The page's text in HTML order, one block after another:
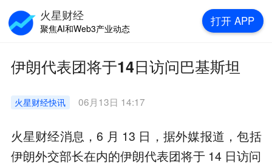
伊朗代表团将于14日访问巴基斯坦
火星财经快讯 06月13日 14:17
火星财经消息，6 月 13 日，据外媒报道，包括
伊朗外交部长在内的伊朗代表团将于 14 日访问
火星财经
聚焦AI和Web3产业动态
打开 APP